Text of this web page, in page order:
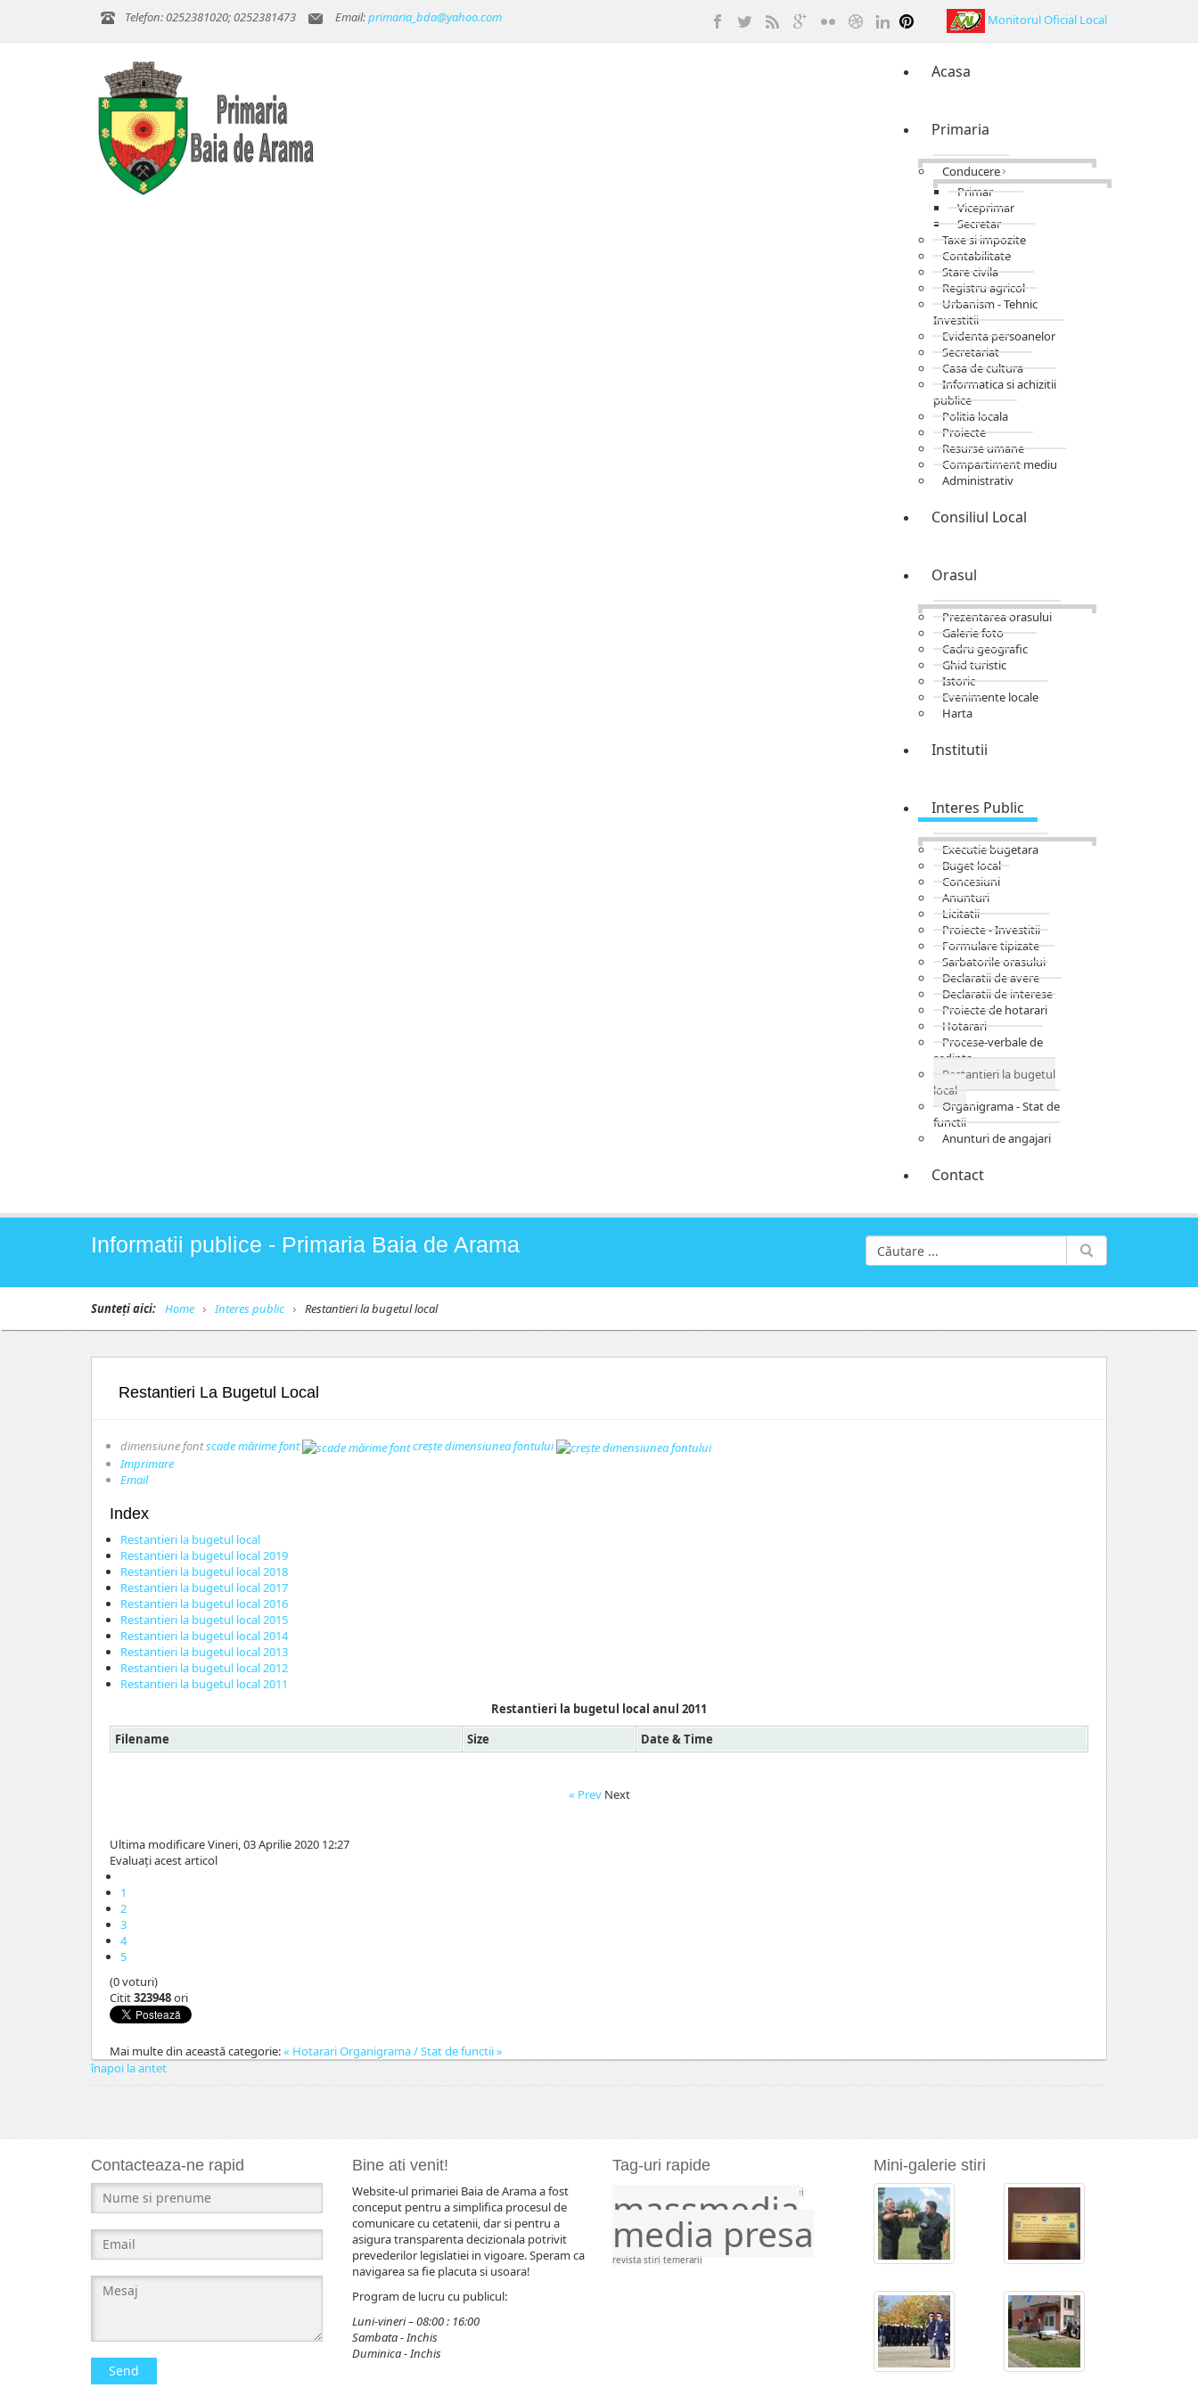
Telefon: 0252381020; 0252381473 Email:primaria_bda@yahoo.com Monitorul Oficial Local
Acasa
Primaria
Conducere
Primar
Viceprimar
Secretar
Taxe si impozite
Contabilitate
Stare civila
Registru agricol
Urbanism - Tehnic
Investitii
Evidenta persoanelor
Secretariat
Casa de cultura
Informatica si achizitii
publice
Politia locala
Proiecte
Resurse umane
Compartiment mediu
Administrativ
Consiliul Local
Orasul
Prezentarea orasului
Galerie foto
Cadru geografic
Ghid turistic
Istoric
Evenimente locale
Harta
Institutii
Interes Public
Executie bugetara
Buget local
Concesiuni
Anunturi
Licitatii
Proiecte - Investitii
Formulare tipizate
Sarbatorile orasului
Declaratii de avere
Declaratii de interese
Proiecte de hotarari
Hotarari
Procese-verbale de
sedinta
Restantieri la bugetul
local
Organigrama - Stat de
functii
Anunturi de angajari
Contact
Informatii publice - Primaria Baia de Arama
Sunteți aici: Home Interes public Restantieri la bugetul local
Restantieri La Bugetul Local
dimensiune fontscade mărime font
creşte dimensiunea fontului
Imprimare
Email
Index
Restantieri la bugetul local
Restantieri la bugetul local 2019
Restantieri la bugetul local 2018
Restantieri la bugetul local 2017
Restantieri la bugetul local 2016
Restantieri la bugetul local 2015
Restantieri la bugetul local 2014
Restantieri la bugetul local 2013
Restantieri la bugetul local 2012
Restantieri la bugetul local 2011
Restantieri la bugetul local anul 2011
Filename
Size Date & Time
« Prev Next
Ultima modificare Vineri, 03 Aprilie 2020 12:27
Evaluaţi acest articol
1
2
3
4
5
(0 voturi)
Citit323948ori
Mai multe din această categorie:« HotarariOrganigrama / Stat de functii »
înapoi la antet
Contacteaza-ne rapid
Send
Bine ati venit!
Website-ul primariei Baia de Arama a fost
conceput pentru a simplifica procesul de
comunicare cu cetatenii, dar si pentru a
asigura transparenta decizionala potrivit
prevederilor legislatiei in vigoare. Speram ca
navigarea sa fie placuta si usoara!
Program de lucru cu publicul:
Luni-vineri – 08:00 : 16:00
Sambata - Inchis
Duminica - Inchis
Tag-uri rapide
frontierei
massmedia
media presa
revista stiri temerarii
Mini-galerie stiri